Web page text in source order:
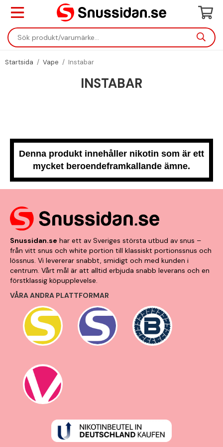
Startsida / Vape / Instabar
INSTABAR
Denna produkt innehåller nikotin som är ett
mycket beroendeframkallande ämne.
Snussidan.se har ett av Sveriges största utbud av snus –
från vitt snus och white portion till klassiskt portionssnus och
lössnus. Vi levererar snabbt, smidigt och med kunden i
centrum. Vårt mål är att alltid erbjuda snabb leverans och en
förstklassig köpupplevelse.
VÅRA ANDRA PLATTFORMAR